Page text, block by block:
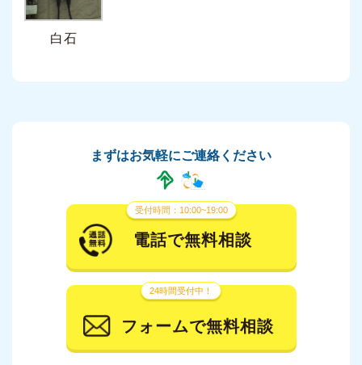
白石
まずはお気軽にご連絡ください
受付時間：10:00~19:00
電話で無料相談
24時間受付中！
フォームで無料相談